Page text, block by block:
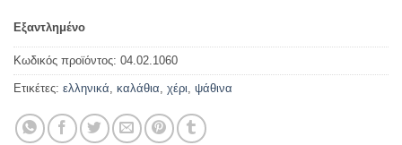
Εξαντλημένο
Κωδικός προϊόντος: 04.02.1060
Ετικέτες: ελληνικά, καλάθια, χέρι, ψάθινα